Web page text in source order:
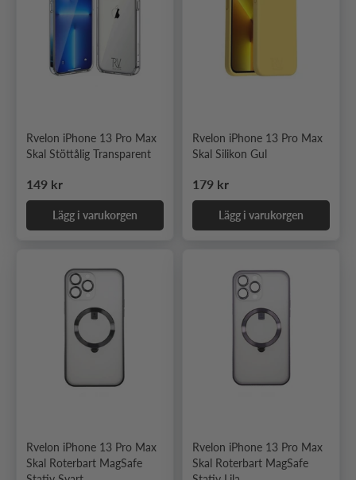
Rvelon iPhone 13 Pro Max
Skal Stöttålig Transparent
Ordinarie pris
149 kr
Lägg i varukorgen
Rvelon iPhone 13 Pro Max
Skal Silikon Gul
Ordinarie pris
179 kr
Lägg i varukorgen
Rvelon iPhone 13 Pro Max
Skal Roterbart MagSafe
Rvelon iPhone 13 Pro Max
Skal Roterbart MagSafe